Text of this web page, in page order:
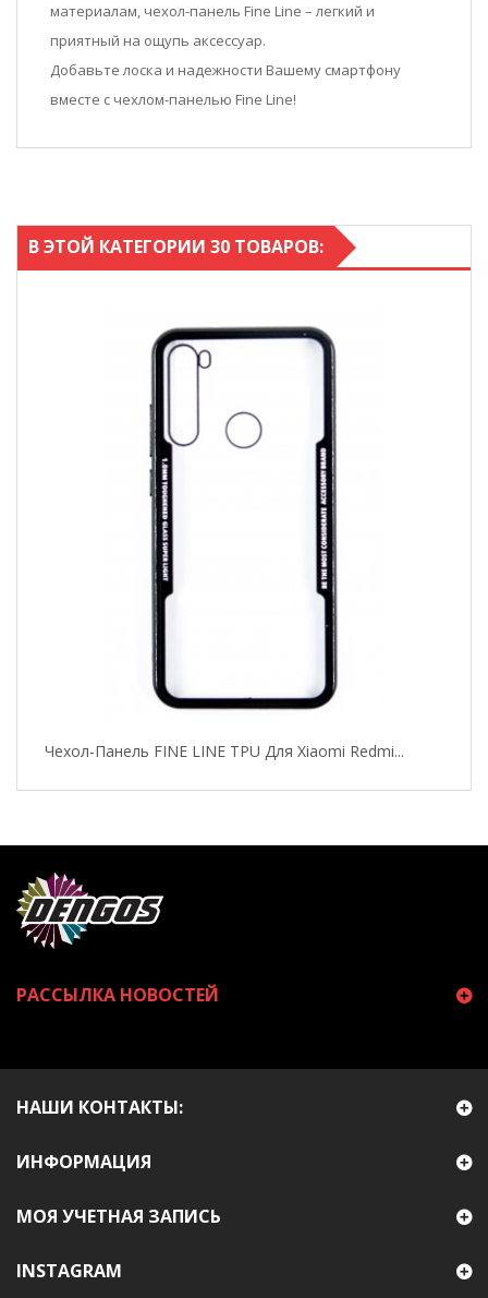
материалам, чехол-панель Fine Line – легкий и
приятный на ощупь аксессуар.
Добавьте лоска и надежности Вашему смартфону
вместе с чехлом-панелью Fine Line!
В ЭТОЙ КАТЕГОРИИ 30 ТОВАРОВ:
Чехол-Панель FINE LINE TPU Для Xiaomi Redmi...
РАССЫЛКА НОВОСТЕЙ
НАШИ КОНТАКТЫ:
ИНФОРМАЦИЯ
МОЯ УЧЕТНАЯ ЗАПИСЬ
INSTAGRAM